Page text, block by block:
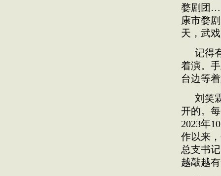
婺剧团
康市婺
天，武
记得
着演。
台边等
刘笑
开的。
2023年
作以来
总支书
越敲越